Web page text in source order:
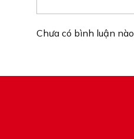
Chưa có bình luận nào